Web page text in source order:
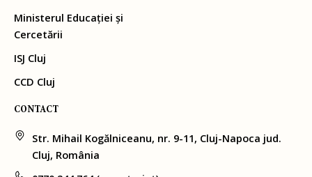
Ministerul Educației și
Cercetării
ISJ Cluj
CCD Cluj
CONTACT
Str. Mihail Kogălniceanu, nr. 9-11, Cluj-Napoca jud.
Cluj, România